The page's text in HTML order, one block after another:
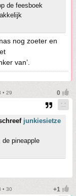
de feesboek
nog zoeter en
van’.
• 29
junkiesietze
de pineapple
• 30